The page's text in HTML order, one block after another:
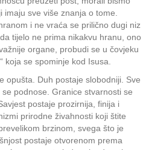
sve više znanja o tome.
i ne vraća se prilično dugi niz
tijelo ne prima nikakvu hranu, ono
organe, probudi se u čovjeku
koja se spominje kod Isusa.
opušta. Duh postaje slobodniji. Sve
podnose. Granice stvarnosti se
postaje prozirnija, finija i
prirodne živahnosti koji štite
brzinom, svega što je
postaje otvorenom prema